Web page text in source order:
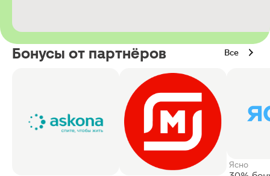
Бонусы от партнёров Все
Ясно